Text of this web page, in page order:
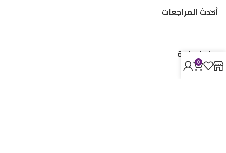
أحدث المراجعات
روابط هامة
وصول سريع
0